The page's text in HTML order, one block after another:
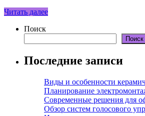
Читать далее
Поиск
Поиск
Последние записи
Виды и особенности
Планирование
Современные решения для
Обзор систем голосового